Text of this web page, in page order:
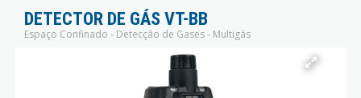
DETECTOR DE GÁS VT-BB
Espaço Confinado - Detecção de Gases - Multigás